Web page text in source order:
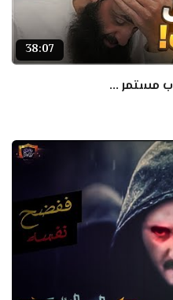
38:07
مستمر ...